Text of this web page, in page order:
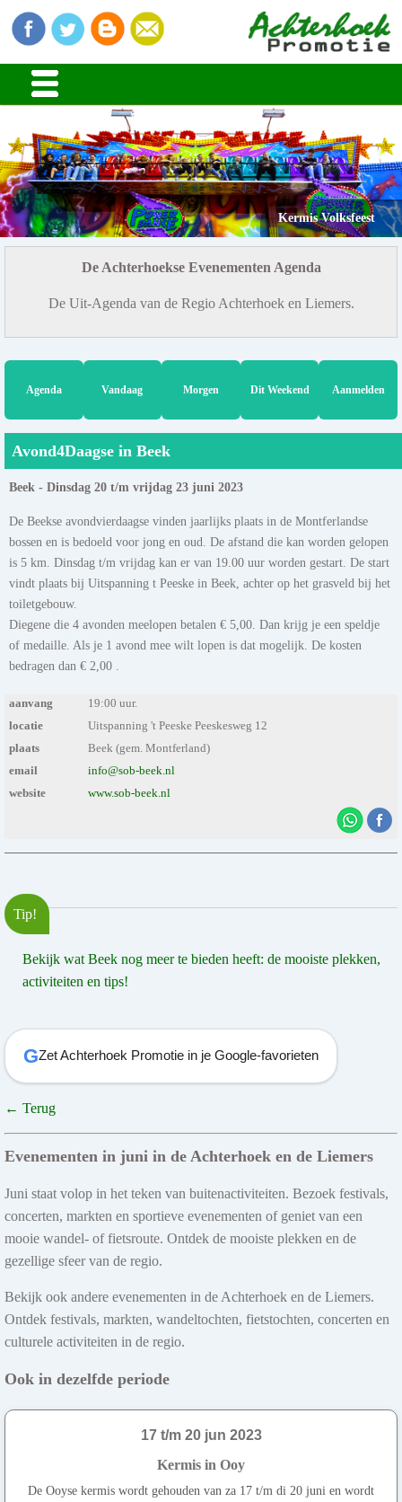
Kermis Volksfeest
De Achterhoekse Evenementen Agenda
De Uit-Agenda van de Regio Achterhoek en Liemers.
Agenda Vandaag Morgen Dit Weekend Aanmelden
Avond4Daagse in Beek
Beek - Dinsdag 20 t/m vrijdag 23 juni 2023
De Beekse avondvierdaagse vinden jaarlijks plaats in de Montferlandse
bossen en is bedoeld voor jong en oud. De afstand die kan worden gelopen
is 5 km. Dinsdag t/m vrijdag kan er van 19.00 uur worden gestart. De start
vindt plaats bij Uitspanning t Peeske in Beek, achter op het grasveld bij het
toiletgebouw.
Diegene die 4 avonden meelopen betalen € 5,00. Dan krijg je een speldje
of medaille. Als je 1 avond mee wilt lopen is dat mogelijk. De kosten
bedragen dan € 2,00 .
aanvang
19:00 uur.
locatie
Uitspanning 't Peeske Peeskesweg 12
plaats
Beek (gem. Montferland)
email
info@sob-beek.nl
website
www.sob-beek.nl
Tip!
Bekijk wat Beek nog meer te bieden heeft: de mooiste plekken,
activiteiten en tips!
GZet Achterhoek Promotie in je Google-favorieten
← Terug
Evenementen in juni in de Achterhoek en de Liemers
Juni staat volop in het teken van buitenactiviteiten. Bezoek festivals,
concerten, markten en sportieve evenementen of geniet van een
mooie wandel- of fietsroute. Ontdek de mooiste plekken en de
gezellige sfeer van de regio.
Bekijk ook andere evenementen in de Achterhoek en de Liemers.
Ontdek festivals, markten, wandeltochten, fietstochten, concerten en
culturele activiteiten in de regio.
Ook in dezelfde periode
17 t/m 20 jun 2023
Kermis in Ooy
De Ooyse kermis wordt gehouden van za 17 t/m di 20 juni en wordt